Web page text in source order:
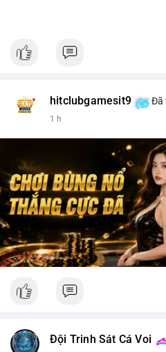
hitclubgamesit9 Đã
1 h
Đội Trinh Sát Cá Voi